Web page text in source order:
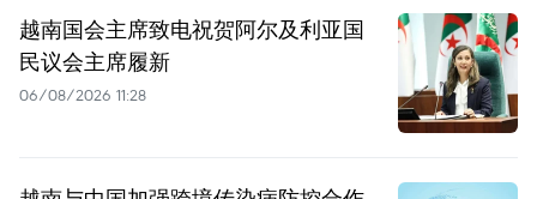
越南国会主席致电祝贺阿尔及利亚国
民议会主席履新
06/08/2026 11:28